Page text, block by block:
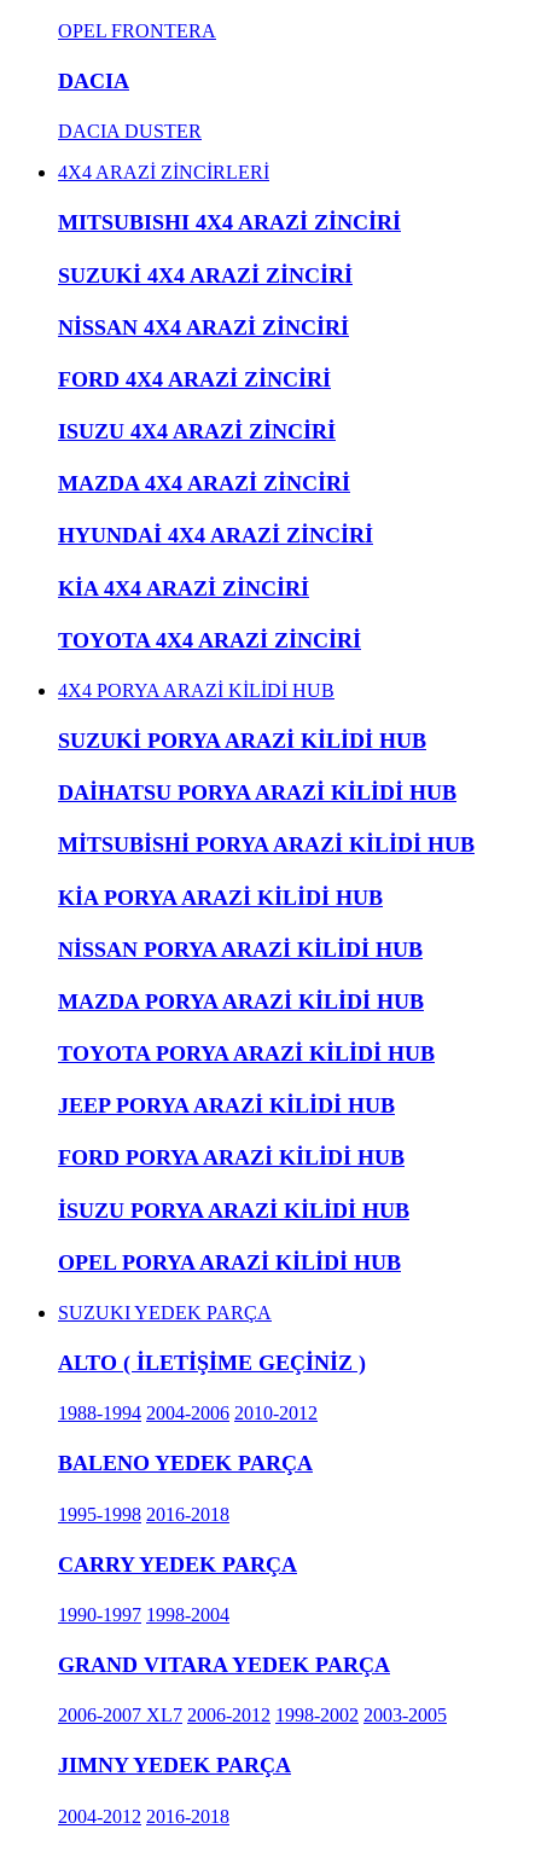
OPEL FRONTERA
DACIA
DACIA DUSTER
4X4 ARAZİ ZİNCİRLERİ
MITSUBISHI 4X4 ARAZİ ZİNCİRİ
SUZUKİ 4X4 ARAZİ ZİNCİRİ
NİSSAN 4X4 ARAZİ ZİNCİRİ
FORD 4X4 ARAZİ ZİNCİRİ
ISUZU 4X4 ARAZİ ZİNCİRİ
MAZDA 4X4 ARAZİ ZİNCİRİ
HYUNDAİ 4X4 ARAZİ ZİNCİRİ
KİA 4X4 ARAZİ ZİNCİRİ
TOYOTA 4X4 ARAZİ ZİNCİRİ
4X4 PORYA ARAZİ KİLİDİ HUB
SUZUKİ PORYA ARAZİ KİLİDİ HUB
DAİHATSU PORYA ARAZİ KİLİDİ HUB
MİTSUBİSHİ PORYA ARAZİ KİLİDİ HUB
KİA PORYA ARAZİ KİLİDİ HUB
NİSSAN PORYA ARAZİ KİLİDİ HUB
MAZDA PORYA ARAZİ KİLİDİ HUB
TOYOTA PORYA ARAZİ KİLİDİ HUB
JEEP PORYA ARAZİ KİLİDİ HUB
FORD PORYA ARAZİ KİLİDİ HUB
İSUZU PORYA ARAZİ KİLİDİ HUB
OPEL PORYA ARAZİ KİLİDİ HUB
SUZUKI YEDEK PARÇA
ALTO ( İLETİŞİME GEÇİNİZ )
1988-1994 2004-2006 2010-2012
BALENO YEDEK PARÇA
1995-1998 2016-2018
CARRY YEDEK PARÇA
1990-1997 1998-2004
GRAND VITARA YEDEK PARÇA
2006-2007 XL7 2006-2012 1998-2002 2003-2005
JIMNY YEDEK PARÇA
2004-2012 2016-2018